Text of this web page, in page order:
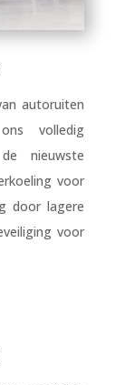
autoruiten
volledig
nieuwste
voor
door lagere
voor